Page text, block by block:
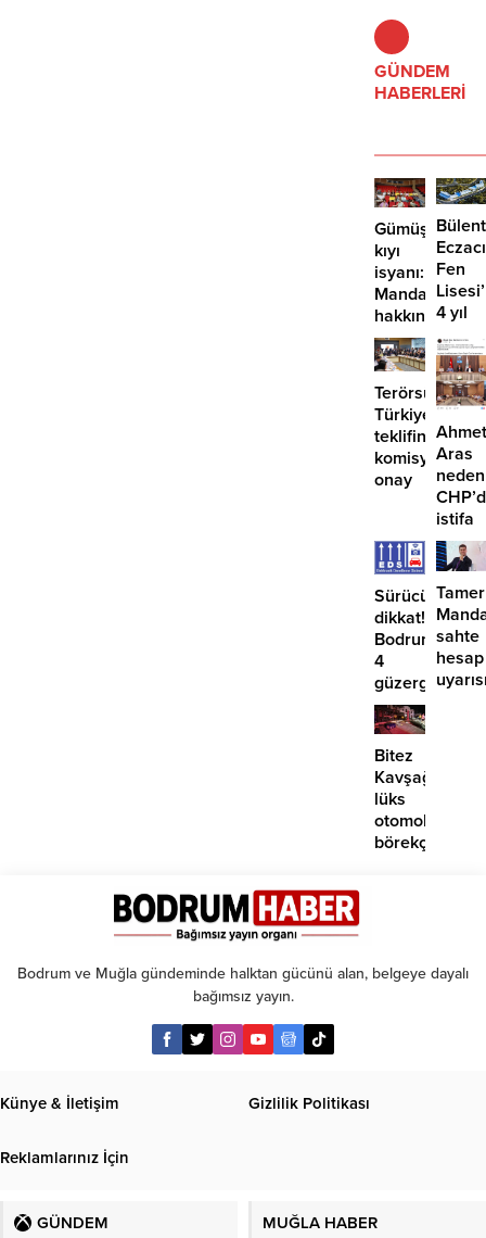
GÜNDEM
HABERLERİ
Gümüşlük’te
kıyı
isyanı:
Mandalinci
hakkında
suç
duyurusu
Bülent
Fen
4 yıl
geçti,
hâlâ
proje
Terörsüz
Türkiye
teklifine
komisyondan
onay
Ahmet
Aras
neden
istifa
Sürücüler
dikkat!
Bodrum’da
4
güzergahta
EDS
başlıyor
Tamer
sahte
hesap
Bitez
Kavşağı’nda
lüks
otomobil
börekçiye
Bodrum ve Muğla gündeminde halktan gücünü alan, belgeye dayalı
bağımsız yayın.
Künye & İletişim Gizlilik Politikası
Reklamlarınız İçin
GÜNDEM MUĞLA HABER